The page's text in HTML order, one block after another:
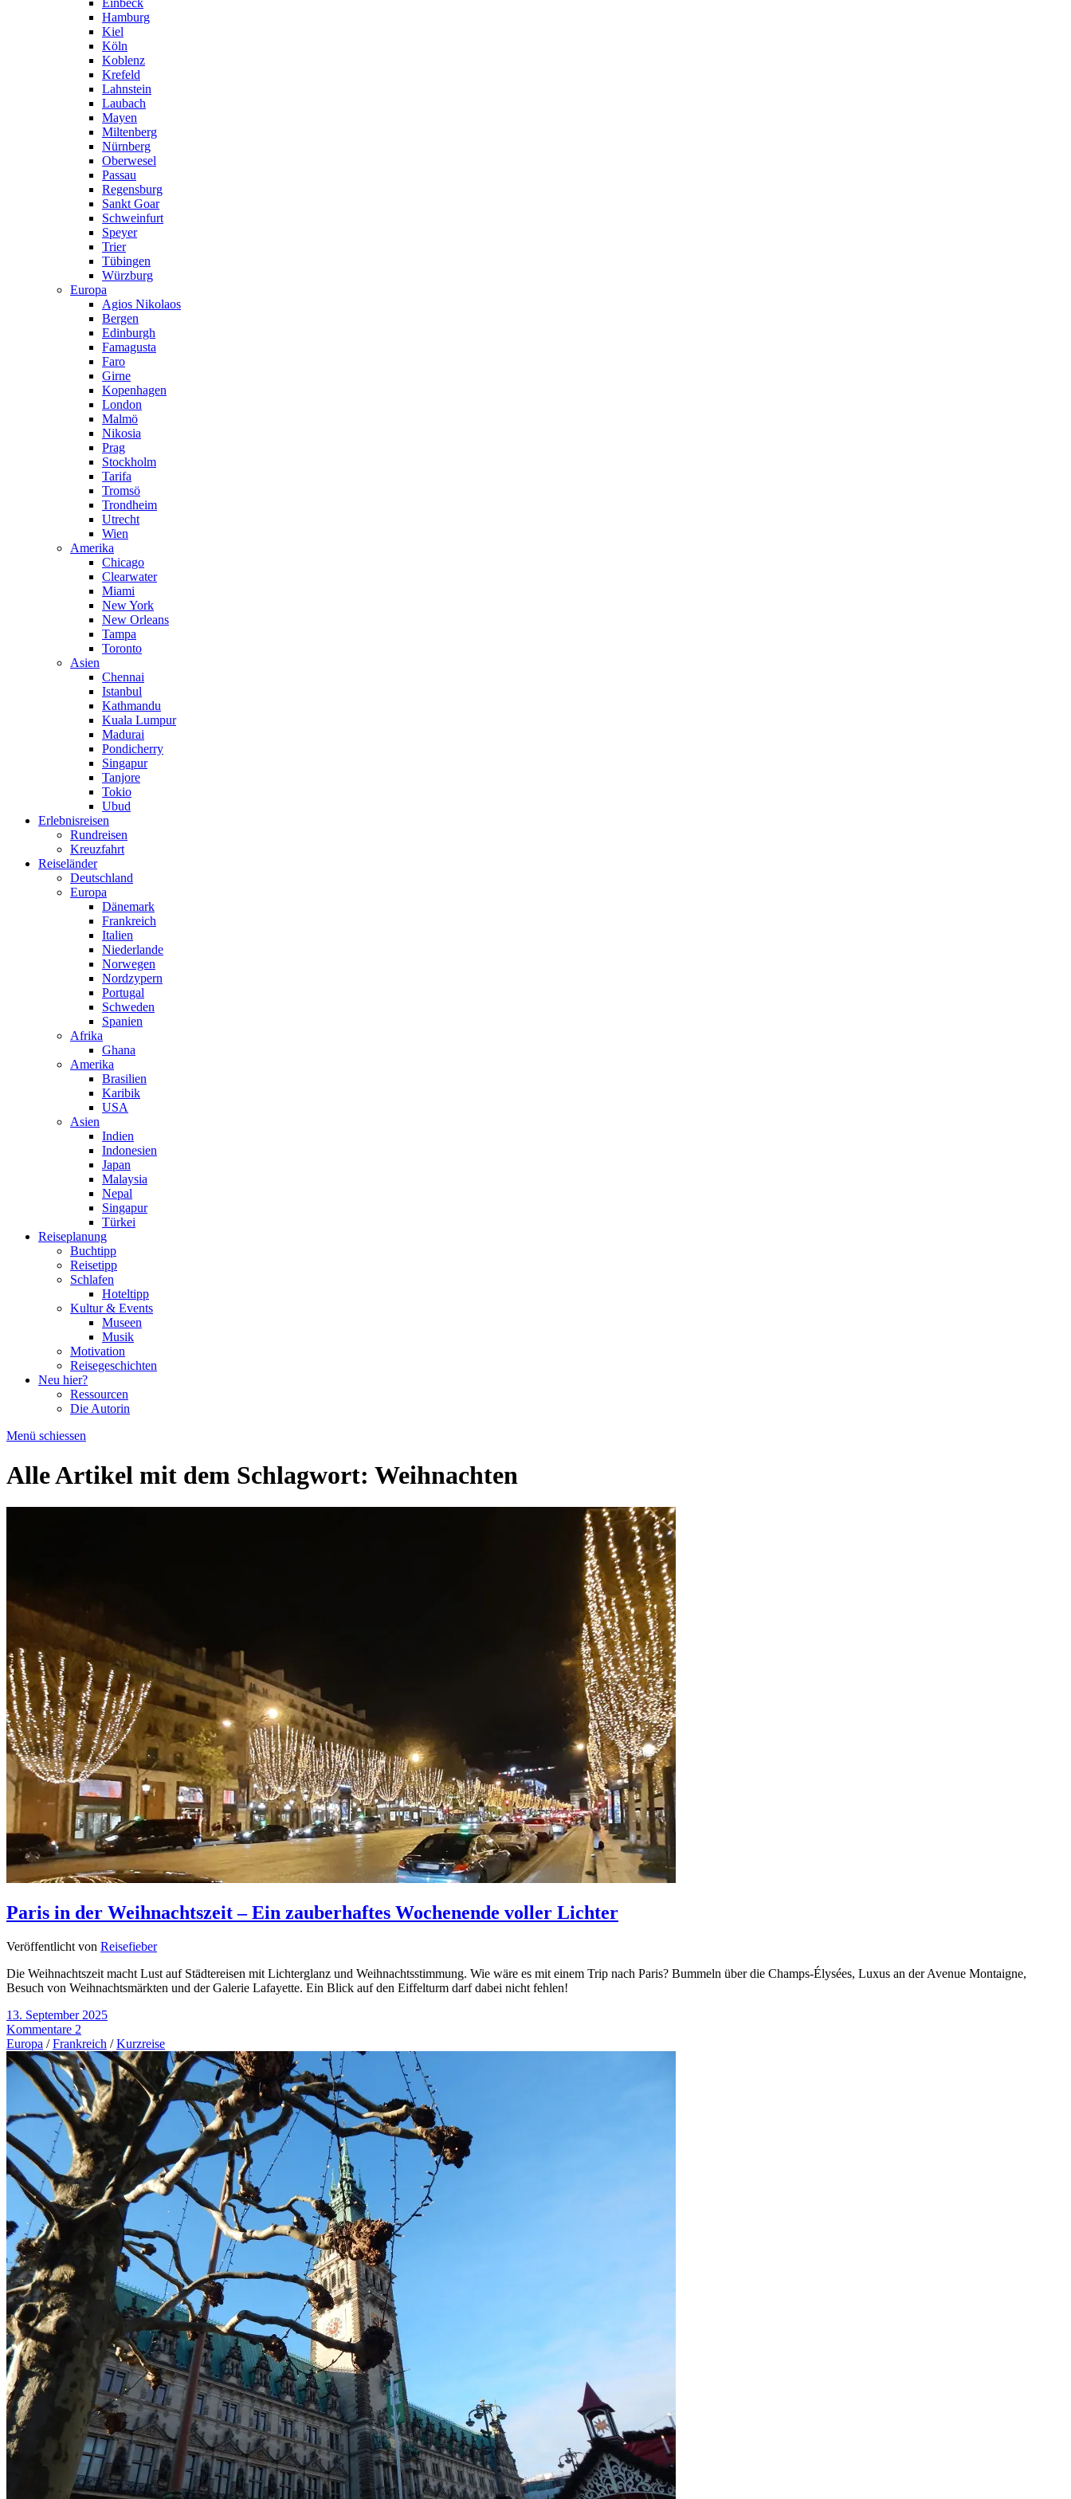
Einbeck
Hamburg
Kiel
Köln
Koblenz
Krefeld
Lahnstein
Laubach
Mayen
Miltenberg
Nürnberg
Oberwesel
Passau
Regensburg
Sankt Goar
Schweinfurt
Speyer
Trier
Tübingen
Würzburg
Europa
Agios Nikolaos
Bergen
Edinburgh
Famagusta
Faro
Girne
Kopenhagen
London
Malmö
Nikosia
Prag
Stockholm
Tarifa
Tromsö
Trondheim
Utrecht
Wien
Amerika
Chicago
Clearwater
Miami
New York
New Orleans
Tampa
Toronto
Asien
Chennai
Istanbul
Kathmandu
Kuala Lumpur
Madurai
Pondicherry
Singapur
Tanjore
Tokio
Ubud
Erlebnisreisen
Rundreisen
Kreuzfahrt
Reiseländer
Deutschland
Europa
Dänemark
Frankreich
Italien
Niederlande
Norwegen
Nordzypern
Portugal
Schweden
Spanien
Afrika
Ghana
Amerika
Brasilien
Karibik
USA
Asien
Indien
Indonesien
Japan
Malaysia
Nepal
Singapur
Türkei
Reiseplanung
Buchtipp
Reisetipp
Schlafen
Hoteltipp
Kultur & Events
Museen
Musik
Motivation
Reisegeschichten
Neu hier?
Ressourcen
Die Autorin
Menü schiessen
Alle Artikel mit dem Schlagwort: Weihnachten
Paris in der Weihnachtszeit – Ein zauberhaftes Wochenende voller Lichter
Veröffentlicht von Reisefieber
Die Weihnachtszeit macht Lust auf Städtereisen mit Lichterglanz und Weihnachtsstimmung. Wie wäre es mit einem Trip nach Paris? Bummeln über die Champs-Élysées, Luxus an der Avenue Montaigne,
Besuch von Weihnachtsmärkten und der Galerie Lafayette. Ein Blick auf den Eiffelturm darf dabei nicht fehlen!
13. September 2025
Kommentare 2
Europa /Frankreich /Kurzreise